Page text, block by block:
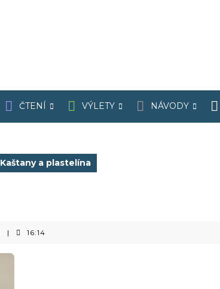
ČTENÍ VÝLETY NÁVODY
Kaštany a plastelína
| 16:14